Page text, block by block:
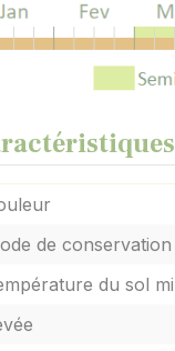
de conservation
du sol